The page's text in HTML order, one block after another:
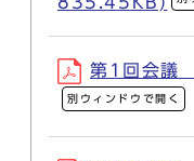
第1回会議
別ウィンドウで開く